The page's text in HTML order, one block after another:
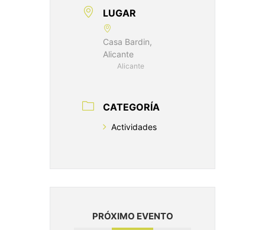
LUGAR
Casa Bardin,
Alicante
Alicante
CATEGORÍA
Actividades
PRÓXIMO EVENTO